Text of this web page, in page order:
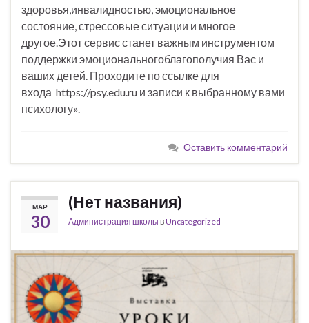
здоровья,инвалидностью, эмоциональное
состояние, стрессовые ситуации и многое
другое.Этот сервис станет важным инструментом
поддержки эмоциональногоблагополучия Вас и
ваших детей. Проходите по ссылке для
входа https://psy.edu.ru и записи к выбранному вами
психологу».
Оставить комментарий
МАР
30
(Нет названия)
Администрация школы вUncategorized